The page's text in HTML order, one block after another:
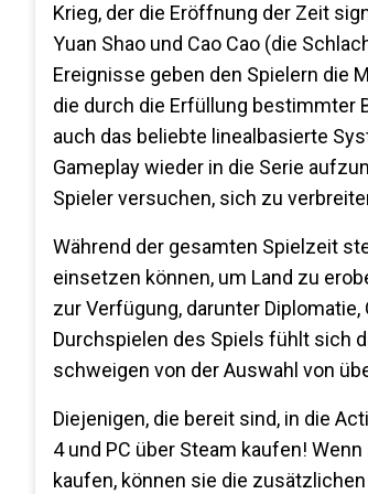
Krieg, der die Eröffnung der Zeit
Yuan Shao und Cao Cao (die
Ereignisse geben den Spielern die
die durch die Erfüllung bestimmter
auch das beliebte linealbasierte
Gameplay wieder in die Serie
Spieler versuchen, sich zu
Während der gesamten Spielzeit
einsetzen können, um Land zu
zur Verfügung, darunter
Durchspielen des Spiels fühlt sich
schweigen von der Auswahl von
Diejenigen, die bereit sind, in die
4 und PC über Steam kaufen!
kaufen, können sie die